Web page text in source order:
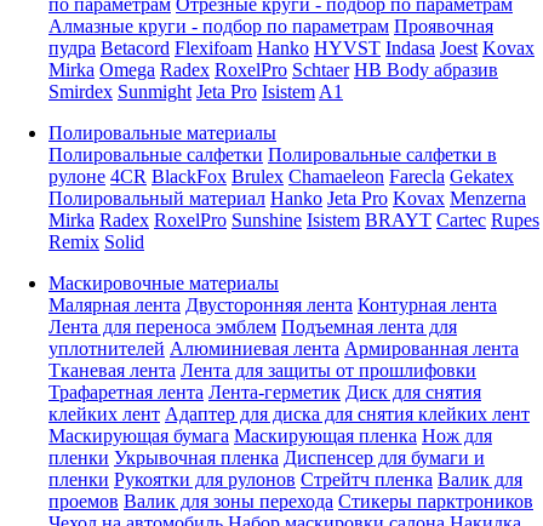
по параметрам Отрезные круги - подбор по параметрам
Алмазные круги - подбор по параметрам Проявочная
пудра Betacord Flexifoam Hanko HYVST Indasa Joest Kovax
Mirka Omega Radex RoxelPro Schtaer HB Body абразив
Smirdex Sunmight Jeta Pro Isistem A1
Полировальные материалы
Полировальные салфетки Полировальные салфетки в
рулоне 4CR BlackFox Brulex Chamaeleon Farecla Gekatex
Полировальный материал Hanko Jeta Pro Kovax Menzerna
Mirka Radex RoxelPro Sunshine Isistem BRAYT Cartec Rupes
Remix Solid
Маскировочные материалы
Малярная лента Двусторонняя лента Контурная лента
Лента для переноса эмблем Подъемная лента для
уплотнителей Алюминиевая лента Армированная лента
Тканевая лента Лента для защиты от прошлифовки
Трафаретная лента Лента-герметик Диск для снятия
клейких лент Адаптер для диска для снятия клейких лент
Маскирующая бумага Маскирующая пленка Нож для
пленки Укрывочная пленка Диспенсер для бумаги и
пленки Рукоятки для рулонов Стрейтч пленка Валик для
проемов Валик для зоны перехода Стикеры парктроников